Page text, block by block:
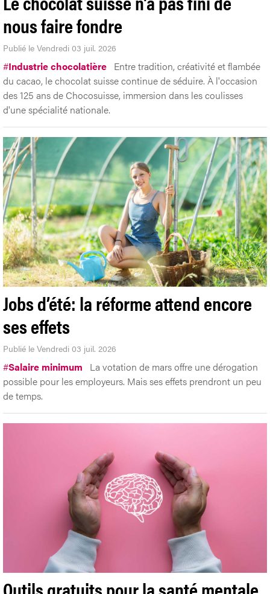
nous faire fondre
Publié le Vendredi 03 juil. 2026
#Industrie chocolatière Entre tradition, créativité et flambée
du cacao, le chocolat suisse continue de séduire. À l'occasion
des 125 ans de Chocosuisse, immersion dans les coulisses
d'une spécialité nationale.
Jobs d’été: la réforme attend encore
ses effets
Publié le Vendredi 03 juil. 2026
#Salaire minimum
La votation de mars offre une dérogation
possible pour les employeurs. Mais ses effets prendront un peu
de temps.